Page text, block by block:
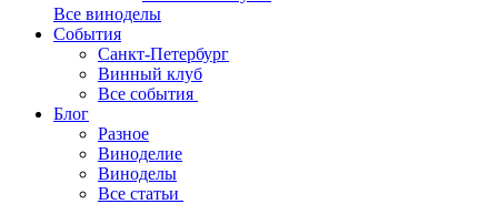
Все виноделы
События
Санкт-Петербург
Винный клуб
Все события
Блог
Разное
Виноделие
Виноделы
Все статьи